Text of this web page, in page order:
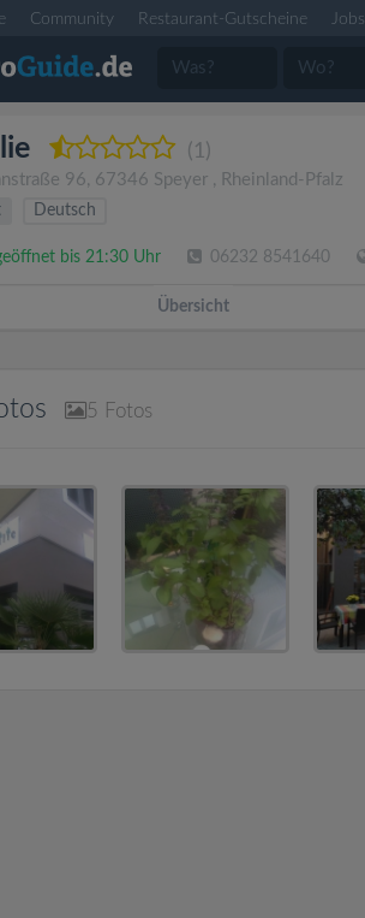
Community Restaurant-Gutscheine Jobs
(1)
96, 67346 Speyer , Rheinland-Pfalz
Deutsch
bis 21:30 Uhr 06232 8541640
Übersicht
5 Fotos